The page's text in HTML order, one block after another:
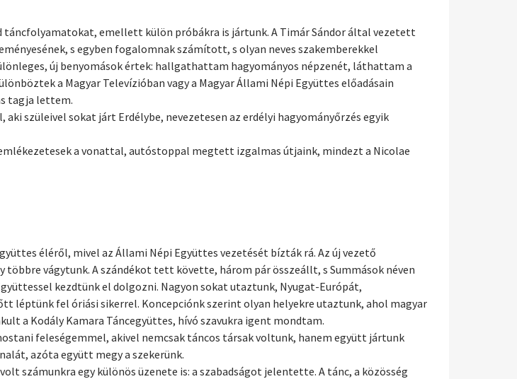
emellett külön próbákra is jártunk. A Timár Sándor által vezetett
s egyben fogalomnak számított, s olyan neves szakemberekkel
új benyomások értek: hallgathattam hagyományos népzenét, láthattam a
a Magyar Televízióban vagy a Magyar Állami Népi Együttes előadásain
tagja lettem.
szüleivel sokat járt Erdélybe, nevezetesen az erdélyi hagyományőrzés egyik
a vonattal, autóstoppal megtett izgalmas útjaink, mindezt a Nicolae
éléről, mivel az Állami Népi Együttes vezetését bízták rá. Az új vezető
vágytunk. A szándékot tett követte, három pár összeállt, s Summások néven
kezdtünk el dolgozni. Nagyon sokat utaztunk, Nyugat-Európát,
léptünk fel óriási sikerrel. Koncepciónk szerint olyan helyekre utaztunk, ahol magyar
a Kodály Kamara Táncegyüttes, hívó szavukra igent mondtam.
feleségemmel, akivel nemcsak táncos társak voltunk, hanem együtt jártunk
azóta együtt megy a szekerünk.
számunkra egy különös üzenete is: a szabadságot jelentette. A tánc, a közösség